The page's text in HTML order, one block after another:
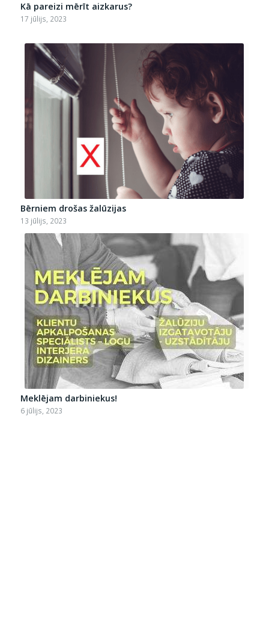
Kā pareizi mērīt aizkarus?
17 jūlijs, 2023
Bērniem drošas žalūzijas
13 jūlijs, 2023
Meklējam darbiniekus!
6 jūlijs, 2023